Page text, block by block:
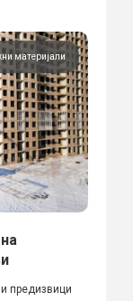
материјали
предизвици